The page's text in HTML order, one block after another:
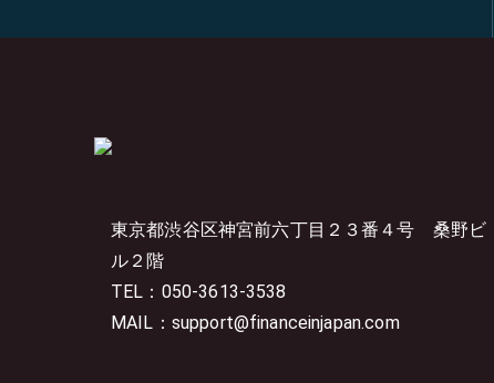
東京都渋谷区神宮前六丁目２３番４号 桑野ビ
ル２階
TEL：050-3613-3538
MAIL：support@financeinjapan.com